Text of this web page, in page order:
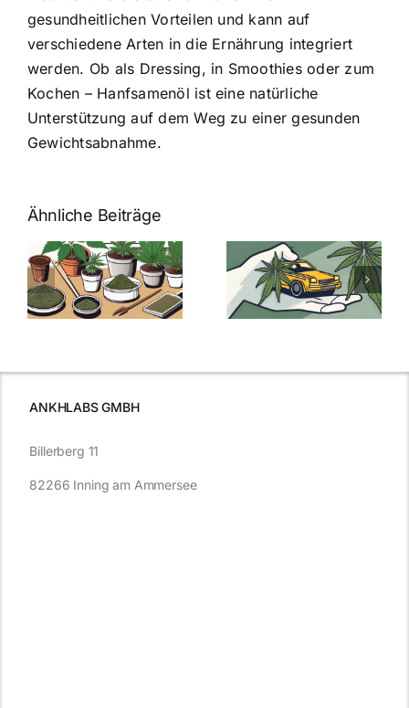
gesundheitlichen Vorteilen und kann auf
verschiedene Arten in die Ernährung integriert
werden. Ob als Dressing, in Smoothies oder zum
Kochen – Hanfsamenöl ist eine natürliche
Unterstützung auf dem Weg zu einer gesunden
Gewichtsabnahme.
Ähnliche Beiträge
Neue THC-
Grenzwert-
Regelung:
Was Sie über
Cannabis und
müssen
Cannabis
Samen
kaufen: Alles
was Sie
ANKHLABS GMBH
Billerberg 11
82266 Inning am Ammersee